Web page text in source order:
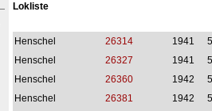
Lokliste
Henschel 26314 1941
Henschel
26327 1941
Henschel
26360 1942
Henschel
26381 1942